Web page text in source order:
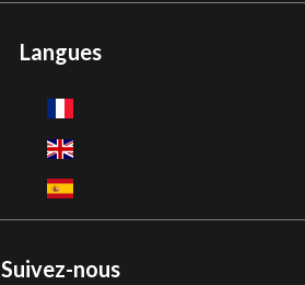
Langues
Suivez-nous